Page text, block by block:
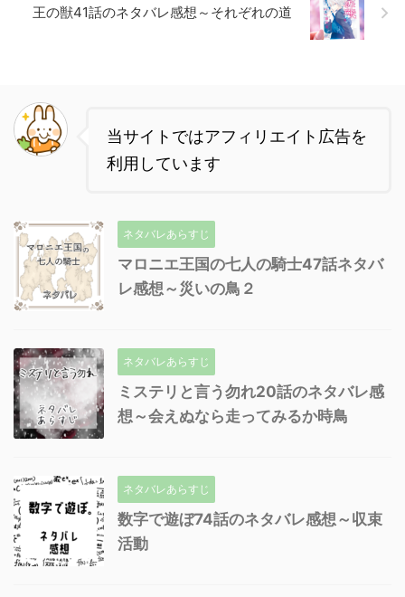
王の獣41話のネタバレ感想～それぞれの道
当サイトではアフィリエイト広告を
利用しています
ネタバレあらすじ
マロニエ王国の七人の騎士47話ネタバ
レ感想～災いの鳥２
ネタバレあらすじ
ミステリと言う勿れ20話のネタバレ感
想～会えぬなら走ってみるか時鳥
ネタバレあらすじ
数字で遊ぼ74話のネタバレ感想～収束
活動